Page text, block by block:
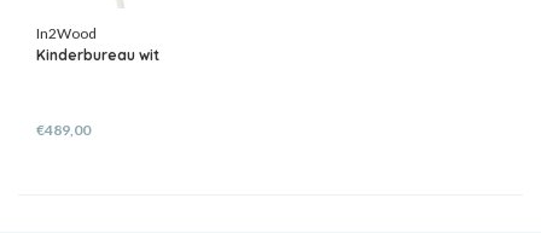
In2Wood
Kinderbureau wit
€489,00